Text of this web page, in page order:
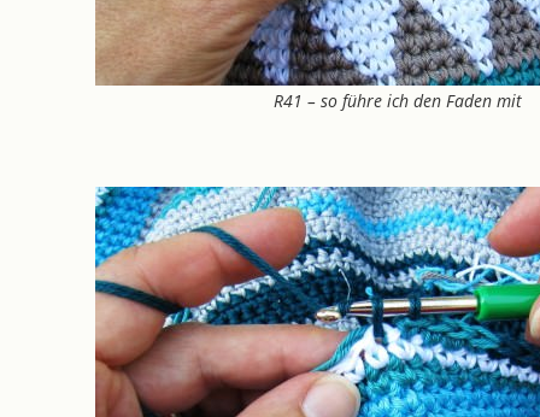
R41 – so führe ich den Faden mit